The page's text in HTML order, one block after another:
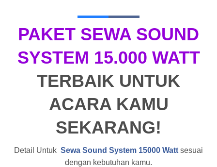
PAKET SEWA SOUND
SYSTEM 15.000 WATT
TERBAIK UNTUK
ACARA KAMU
SEKARANG!
Detail Untuk Sewa Sound System 15000 Watt sesuai
dengan kebutuhan kamu.